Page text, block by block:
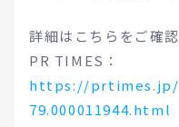
詳細はこちらをご確認
PR TIMES：
https://prtimes.jp/
79.000011944.html